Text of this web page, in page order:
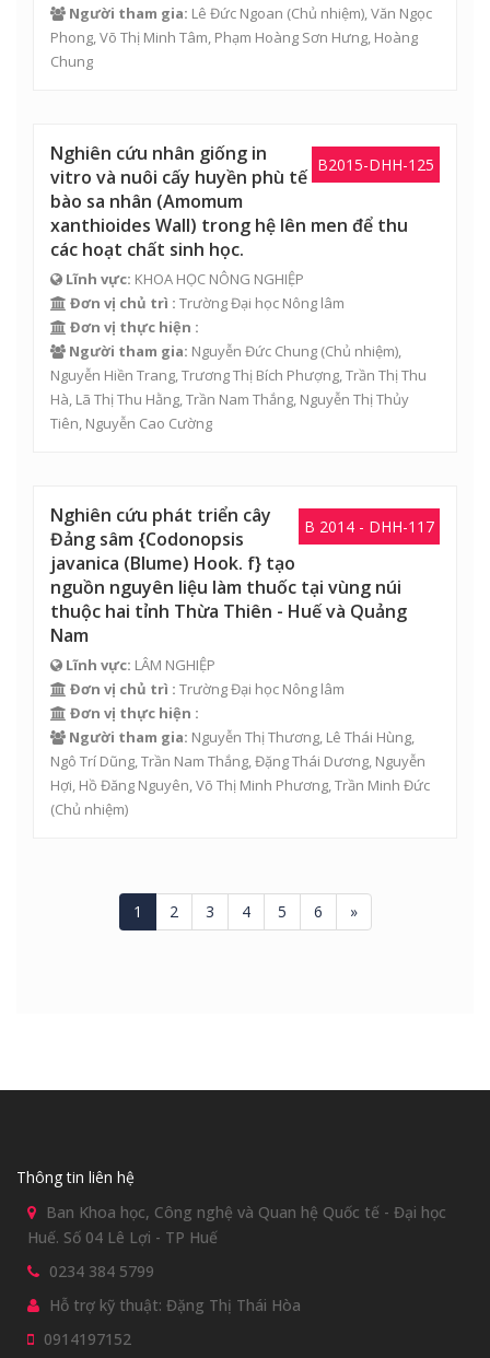
Người tham gia: Lê Đức Ngoan (Chủ nhiệm),Văn Ngọc
Phong,Võ Thị Minh Tâm, Phạm Hoàng Sơn Hưng, Hoàng
Chung
B2015-DHH-125
Nghiên cứu nhân giống in
vitro và nuôi cấy huyền phù tế
bào sa nhân (Amomum
xanthioides Wall) trong hệ lên men để thu
các hoạt chất sinh học.
Lĩnh vực: KHOA HỌC NÔNG NGHIỆP
Đơn vị chủ trì : Trường Đại học Nông lâm
Đơn vị thực hiện :
Người tham gia: Nguyễn Đức Chung (Chủ nhiệm),
Nguyễn Hiền Trang,Trương Thị Bích Phượng,Trần Thị Thu
Hà, Lã Thị Thu Hằng,Trần Nam Thắng, Nguyễn Thị Thủy
Tiên, Nguyễn Cao Cường
B 2014 - DHH-117
Nghiên cứu phát triển cây
Đảng sâm {Codonopsis
javanica (Blume) Hook. f} tạo
nguồn nguyên liệu làm thuốc tại vùng núi
thuộc hai tỉnh Thừa Thiên - Huế và Quảng
Nam
Lĩnh vực: LÂM NGHIỆP
Đơn vị chủ trì : Trường Đại học Nông lâm
Đơn vị thực hiện :
Người tham gia: Nguyễn Thị Thương, Lê Thái Hùng,
Ngô Trí Dũng,Trần Nam Thắng,Đặng Thái Dương, Nguyễn
Hợi, Hồ Đăng Nguyên,Võ Thị Minh Phương,Trần Minh Đức
(Chủ nhiệm)
1 2 3 4 5 6 »
Thông tin liên hệ
Ban Khoa học, Công nghệ và Quan hệ Quốc tế - Đại học
Huế. Số 04 Lê Lợi - TP Huế
0234 384 5799
Hỗ trợ kỹ thuật: Đặng Thị Thái Hòa
0914197152